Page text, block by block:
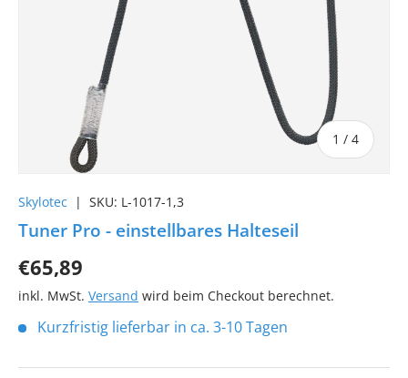
1 / von
4
Skylotec | SKU: L-1017-1,3
Tuner Pro - einstellbares Halteseil
€65,89
inkl. MwSt. Versand wird beim Checkout berechnet.
Kurzfristig lieferbar in ca. 3-10 Tagen